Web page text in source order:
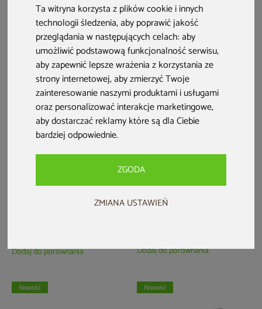
Ta witryna korzysta z plików cookie i innych
technologii śledzenia, aby poprawić jakość
przeglądania w następujących celach:aby
umożliwić podstawową funkcjonalność serwisu,
aby zapewnić lepsze wrażenia z korzystania ze
strony internetowej,aby zmierzyć Twoje
zainteresowanie naszymi produktami i usługami
oraz personalizować interakcje marketingowe,
aby dostarczać reklamy które są dla Ciebie
bardziej odpowiednie.
ZGODA
ZMIANA USTAWIEŃ
10 produktów
Modern 4x4 m z
Bestseller Nowość
Dodaj do porównania
Pergola ogrodowa Schatler
Modern 6x4 m
Bestseller Nowość
Dodaj do porównania
Nowość Nowość